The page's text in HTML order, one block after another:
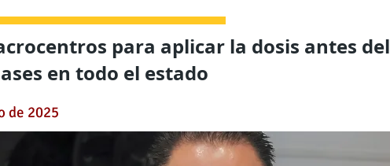
para aplicar la dosis antes del
en todo el estado
de 2025